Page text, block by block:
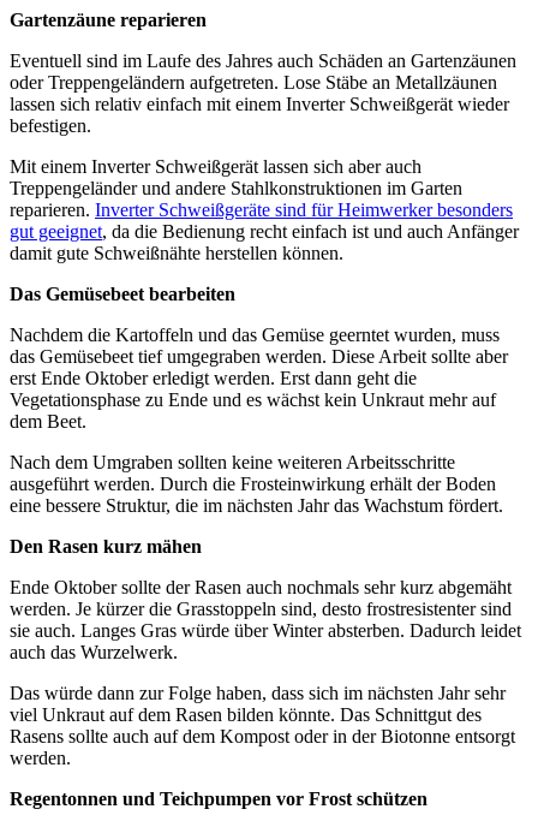
Gartenzäune reparieren
Eventuell sind im Laufe des Jahres auch Schäden an Gartenzäunen
oder Treppengeländern aufgetreten. Lose Stäbe an Metallzäunen
lassen sich relativ einfach mit einem Inverter Schweißgerät wieder
befestigen.
Mit einem Inverter Schweißgerät lassen sich aber auch
Treppengeländer und andere Stahlkonstruktionen im Garten
reparieren. Inverter Schweißgeräte sind für Heimwerker besonders
gut geeignet, da die Bedienung recht einfach ist und auch Anfänger
damit gute Schweißnähte herstellen können.
Das Gemüsebeet bearbeiten
Nachdem die Kartoffeln und das Gemüse geerntet wurden, muss
das Gemüsebeet tief umgegraben werden. Diese Arbeit sollte aber
erst Ende Oktober erledigt werden. Erst dann geht die
Vegetationsphase zu Ende und es wächst kein Unkraut mehr auf
dem Beet.
Nach dem Umgraben sollten keine weiteren Arbeitsschritte
ausgeführt werden. Durch die Frosteinwirkung erhält der Boden
eine bessere Struktur, die im nächsten Jahr das Wachstum fördert.
Den Rasen kurz mähen
Ende Oktober sollte der Rasen auch nochmals sehr kurz abgemäht
werden. Je kürzer die Grasstoppeln sind, desto frostresistenter sind
sie auch. Langes Gras würde über Winter absterben. Dadurch leidet
auch das Wurzelwerk.
Das würde dann zur Folge haben, dass sich im nächsten Jahr sehr
viel Unkraut auf dem Rasen bilden könnte. Das Schnittgut des
Rasens sollte auch auf dem Kompost oder in der Biotonne entsorgt
werden.
Regentonnen und Teichpumpen vor Frost schützen